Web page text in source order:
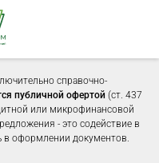
справочно-
публичной офертой (ст. 437
или микрофинансовой
- это содействие в
в оформлении документов.